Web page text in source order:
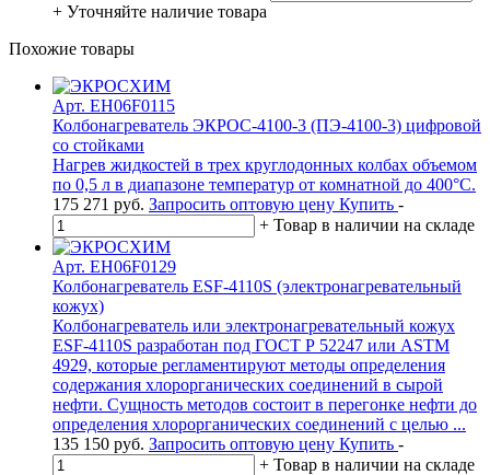
+ Уточняйте наличие товара
Похожие товары
Арт. EH06F0115
Колбонагреватель ЭКРОС-4100-3 (ПЭ-4100-3) цифровой
со стойками
Нагрев жидкостей в трех круглодонных колбах объемом
по 0,5 л в диапазоне температур от комнатной до 400°С.
175 271 руб. Запросить оптовую цену Купить -
+ Товар в наличии на складе
Арт. EH06F0129
Колбонагреватель ESF-4110S (электронагревательный
кожух)
Колбонагреватель или электронагревательный кожух
ESF-4110S разработан под ГОСТ Р 52247 или ASTM
4929, которые регламентируют методы определения
содержания хлорорганических соединений в сырой
нефти. Сущность методов состоит в перегонке нефти до
определения хлорорганических соединений с целью ...
135 150 руб. Запросить оптовую цену Купить -
+ Товар в наличии на складе